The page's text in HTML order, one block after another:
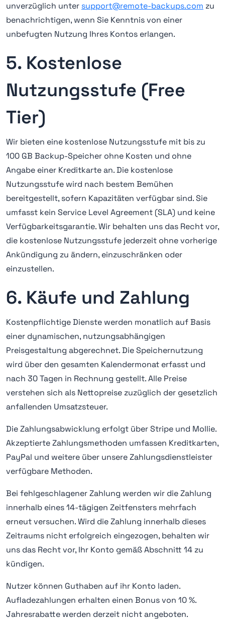
unverzüglich unter support@remote-backups.com zu
benachrichtigen, wenn Sie Kenntnis von einer
unbefugten Nutzung Ihres Kontos erlangen.
5. Kostenlose
Nutzungsstufe (Free
Tier)
Wir bieten eine kostenlose Nutzungsstufe mit bis zu
100 GB Backup-Speicher ohne Kosten und ohne
Angabe einer Kreditkarte an. Die kostenlose
Nutzungsstufe wird nach bestem Bemühen
bereitgestellt, sofern Kapazitäten verfügbar sind. Sie
umfasst kein Service Level Agreement (SLA) und keine
Verfügbarkeitsgarantie. Wir behalten uns das Recht vor,
die kostenlose Nutzungsstufe jederzeit ohne vorherige
Ankündigung zu ändern, einzuschränken oder
einzustellen.
6. Käufe und Zahlung
Kostenpflichtige Dienste werden monatlich auf Basis
einer dynamischen, nutzungsabhängigen
Preisgestaltung abgerechnet. Die Speichernutzung
wird über den gesamten Kalendermonat erfasst und
nach 30 Tagen in Rechnung gestellt. Alle Preise
verstehen sich als Nettopreise zuzüglich der gesetzlich
anfallenden Umsatzsteuer.
Die Zahlungsabwicklung erfolgt über Stripe und Mollie.
Akzeptierte Zahlungsmethoden umfassen Kreditkarten,
PayPal und weitere über unsere Zahlungsdienstleister
verfügbare Methoden.
Bei fehlgeschlagener Zahlung werden wir die Zahlung
innerhalb eines 14-tägigen Zeitfensters mehrfach
erneut versuchen. Wird die Zahlung innerhalb dieses
Zeitraums nicht erfolgreich eingezogen, behalten wir
uns das Recht vor, Ihr Konto gemäß Abschnitt 14 zu
kündigen.
Nutzer können Guthaben auf ihr Konto laden.
Aufladezahlungen erhalten einen Bonus von 10 %.
Jahresrabatte werden derzeit nicht angeboten.